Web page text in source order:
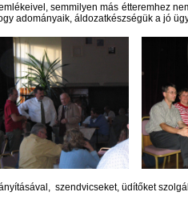
semmilyen más étteremhez
adományaik, áldozatkészségük a jó
szendvicseket, üdítőket